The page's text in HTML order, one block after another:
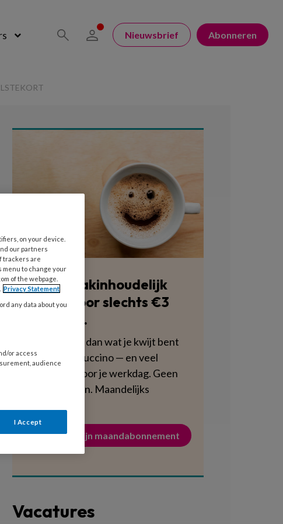
Nieuwsbrief Abonneren
Blijf vakinhoudelijk
scherp voor slechts €3
per week.
Dat is minder dan wat je kwijt bent
aan een cappuccino — en veel
voedzamer voor je werkdag. Geen
verplichtingen. Maandelijks
Activeer mijn maandabonnement
Vacatures
on your device.
our partners
trackers are
menu to change your
of the webpage.
Privacy Statement
any data about you
or access
audience
I Accept